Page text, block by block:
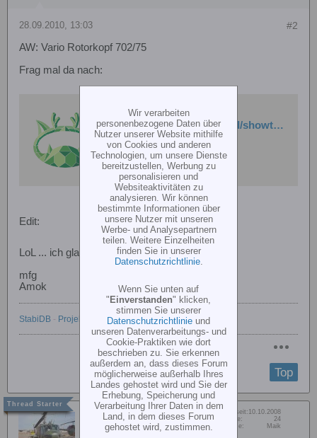
#2
28.09.2010, 13:03
AW: Vario Rotorkopf 702/75
Frag mal da nach:
404 Not Found
http://www.rc-heli.de/board/showthread.php?t=160497&highlight=702%2F75
Edit:
LoL ... ich glaub den kennste schon
mfg
Amok
StabiDB - Projekt: Euro1
Top
Maiki
Member
Dabei seit: 10.10.2008
Beiträge:
24
Vorname:
Maik
Wir verarbeiten
personenbezogene Daten über
Nutzer unserer Website mithilfe
von Cookies und anderen
Technologien, um unsere Dienste
bereitzustellen, Werbung zu
personalisieren und
Websiteaktivitäten zu
analysieren. Wir können
bestimmte Informationen über
unsere Nutzer mit unseren
Werbe- und Analysepartnern
teilen. Weitere Einzelheiten
finden Sie in unserer
Datenschutzrichtlinie.
Wenn Sie unten auf
" Einverstanden" klicken,
stimmen Sie unserer
Datenschutzrichtlinie und
unseren Datenverarbeitungs- und
Cookie-Praktiken wie dort
beschrieben zu. Sie erkennen
außerdem an, dass dieses Forum
möglicherweise außerhalb Ihres
Landes gehostet wird und Sie der
Erhebung, Speicherung und
Verarbeitung Ihrer Daten in dem
Land, in dem dieses Forum
gehostet wird, zustimmen.